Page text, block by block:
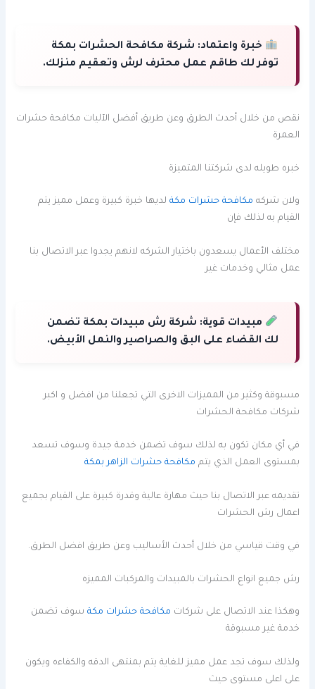
خبرة واعتماد: شركة مكافحة الحشرات بمكة
توفر لك طاقم عمل محترف لرش وتعقيم منزلك.
نقص من خلال أحدث الطرق وعن طريق أفضل الآليات مكافحة حشرات
العمرة
خبره طويله لدى شركتنا المتميزة
ولان شركه مكافحة حشرات مكة لديها خبرة كبيرة وعمل مميز يتم
القيام به لذلك فإن
مختلف الأعمال يسعدون باختيار الشركه لانهم يجدوا عبر الاتصال بنا
عمل مثالي وخدمات غير
مبيدات قوية: شركة رش مبيدات بمكة تضمن
لك القضاء على البق والصراصير والنمل الأبيض.
مسبوقة وكثير من المميزات الاخرى التي تجعلنا من افضل و اكبر
شركات مكافحة الحشرات
في أي مكان تكون به لذلك سوف تضمن خدمة جيدة وسوف تسعد
بمستوى العمل الذي يتم مكافحة حشرات الزاهر بمكة
تقديمه عبر الاتصال بنا حيث مهارة عالية وقدرة كبيرة على القيام بجميع
اعمال رش الحشرات
في وقت قياسي من خلال أحدث الأساليب وعن طريق افضل الطرق.
رش جميع انواع الحشرات بالمبيدات والمركبات المميزه
وهكذا عند الاتصال على شركات مكافحة حشرات مكة سوف تضمن
خدمة غير مسبوقة
ولذلك سوف تجد عمل مميز للغاية يتم بمنتهى الدقه والكفاءه ويكون
على اعلى مستوى حيث